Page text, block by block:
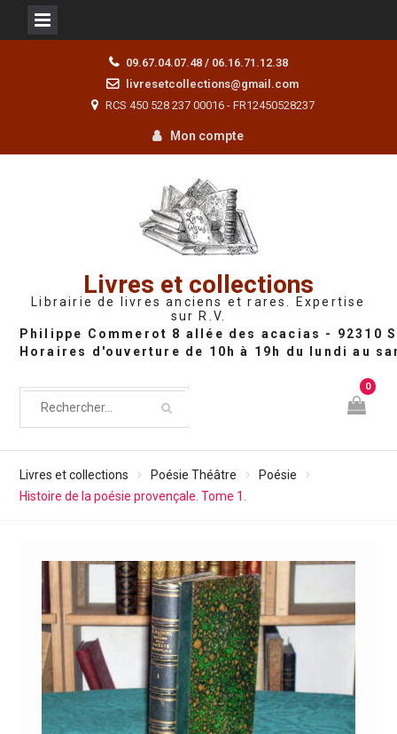
09.67.04.07.48 / 06.16.71.12.38
livresetcollections@gmail.com
RCS 450 528 237 00016 - FR12450528237
Mon compte
Livres et collections
Librairie de livres anciens et rares. Expertise
sur R.V.
0
Livres et collections Poésie Théâtre
Poésie
Histoire de la poésie provençale. Tome 1.